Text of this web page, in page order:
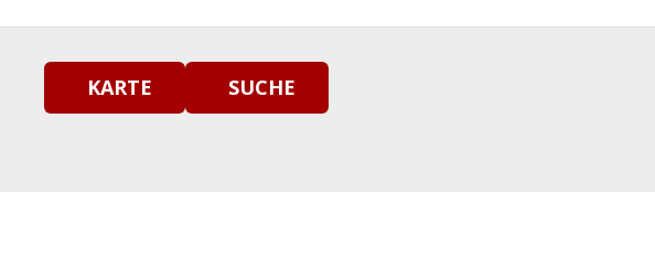
g
KARTE SUCHE